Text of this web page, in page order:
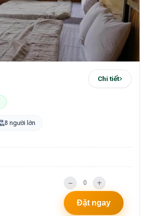
Chi tiết
8 người lớn
Đặt ngay